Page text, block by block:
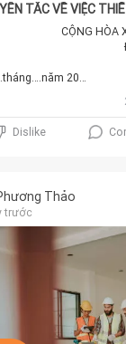
TẮC VỀ VIỆC
được thực hiện trong vòng ....(...) ngày làm việc kể từ khi Bên B hoàn thành các giai đoạn thi công tương ứng hoặc chậm nhất sau ....(...) ngày kể từ ngày Bên A nhận được yêu cầu thanh toán của Bên B.- Nếu Bên A chậm thanh toán cho Bên B, cụ thể là quá ....(...) ngày kể từ ngày nhận được yêu cầu thanh toán mà không có cam kết cụ thể thì Bên B có quyền tạm ngưng thi công công trình.- Nếu Bên A chậm thanh toán cho Bên B, cụ thể là quá ....(...) ngày kể từ ngày thứ tư tính từ ngày Bên A nhận được yêu cầu thanh toán, Bên B có quyền đơn phương chấm dứt Hợp đồng thi công theo quy định tại “Điều 10. Chấm dứt hợp đồng” dưới dây.- Ngay tại thời điểm Bên B bàn giao công trình cho Bên A để đưa vào sử dụng hoặc ngay khi Bên A ký biên bản nhận giao nhà từ Bên B, hai bên tiến hành quyết toán công trình và Bên A thanh toán toàn bộ cho Bên B phần chi phí còn lại, kể cả chi phí phát sinh nếu có.ĐIỀU 5: QUYỀN VÀ NGHĨA VỤ CỦA CÁC BÊN5.1. Quyền và nghĩa vụ chungCác bên trao đổi thông tin bằng văn bản/mail/Fax hoặc Điện thoại có khả năng ghi nhận thông tin, giá trị tương đương văn bản;Tư cách trao đổi thông tin: Người đại diện theo pháp luật/Người đại diện theo ủy quyền/Nhân sự được giao việc đảm nhiệm chức năng trao đổi thông tin;Mọi phương thức thông báo, người trao đổi thông tin không được hai bên chấp thuận, không được quy định tại khoản này sẽ không có giá trị, không làm ảnh hưởng đến quyền, nghĩa vụ, lợi ích, trách nhiệm, rủi ro các bên trong Hợp đồng này, bao gồm và không giới hạn các phụ lục, tài liệu, văn bản liên quan kèm theo Hợp đồng này;Trong bất kỳ trường hợp nào, hai bên hợp tác cùng nhau giải quyết các vấn đề phát sinh trong quá trình thực hiện công việc và chịu trách nhiệm phát sinh trên cơ sở lỗi của mỗi bên theo quy định pháp luật, trừ trường hợp các bên có thỏa thuận khác được lập thành phụ lục kèm theo Hợp đồng này.Nếu bên nào thực hiện không đúng theo hợp đồng, không đúng với thoả thuận về chất lượng, tiến độ công trình, thời hạn thanh toán thì bên vi phạm phải chịu phạt hợp đồng theo quy định của pháp luật có hiệu lực vào thời điểm vi phạm.Nếu bên A thi công không đảm bảo yêu cầu kỹ thuật chất lượng tối thiểu của công trình thì phải sửa chữa và làm lại. Bên A không chịu trách nhiệm cho những phần công trình bị hư hại không phải do yếu tố kĩ thuật gây ra cũng như những hư hại phát sinh trong quá trình sử dụng công trình của bên B sau khi đã hoàn tất nghiệm thu thực tế.Việc vi phạm hợp đồng của các bên mà gây thiệt hại vật chất cho phía bên kia thì bên vi phạm phải chịu trách nhiệm bồi thường thiệt hại giá trị thực tế.5.2. Quyền và nghĩa vụ của Bên A:Thiết kế kỹ thuật và lập phương án thi công trên cơ sở thiết kế; đảm bảo đúng yêu cầu kỹ thuật công trình và tuân thủ các quy định đảm bảo an toàn trong lao động và đảm bảo vệ sinh môi trường.Điều phối công việc thiết thế, xây dựng công trình bao gồm và không giới hạn Hợp đồng giữa Công ty A với Công ty B. Trong một hoặc một số lĩnh vực khác do Công ty B giới thiệu, xác lập quan hệ và chuyển đối tác về Công ty A thì Công ty Ađược chủ động điều phối, thỏa thuận cơ chế đối với từng vụ việc cụ thể.Yêu cầu bên B – Công ty B thanh toán chi phí thực hiện những công việc đã thỏa thuận theo từng phần nghiệm thu thực tế hoặc bảng quyết toán cuối cùng của bên A theo đúng thời hạn hai bên đã thỏa thuận. Tùy theo tình hình thực tế, bên A có quyền tính lãi chậm trả cho số tiền mà bên B chưa thanh toán kể từ ngày hết thời
Dislike
Thảo
trước